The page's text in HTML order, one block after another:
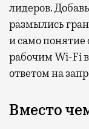
лидеров.
размылись
и само понятие
рабочим Wi-Fi
ответом на
Вместо